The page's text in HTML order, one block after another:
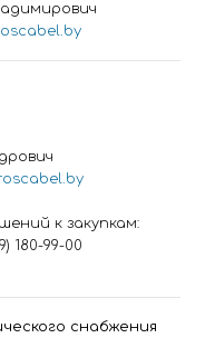
к закупкам:
180-99-00
снабжения